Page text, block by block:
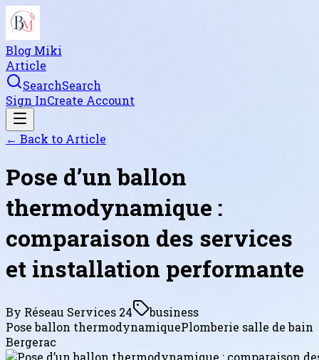
Blog Miki
Article
SearchSearch
Sign InCreate Account
← Back to Article
Pose d’un ballon
thermodynamique :
comparaison des services
et installation performante
By Réseau Services 24
business
Pose ballon thermodynamiquePlomberie salle de bain
Bergerac